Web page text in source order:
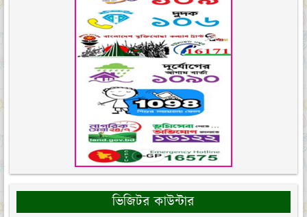
ভিজিটর কাউন্টার